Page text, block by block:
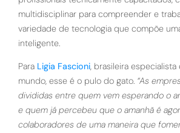
multidisciplinar para compreender e
variedade de tecnologia que compõe
inteligente.
Para Ligia Fascioni, brasileira
mundo, esse é o pulo do gato. “As
divididas entre quem vem esperando o
e quem já percebeu que o amanhã é
colaboradores de uma maneira que